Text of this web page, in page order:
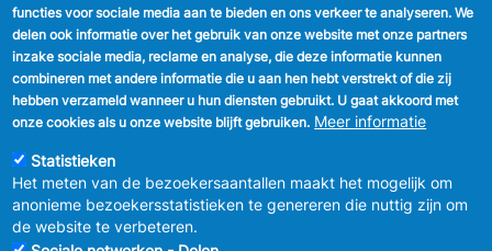
VOLG ONS
Facebook
Linkedin
Instagram
functies voor sociale media aan te bieden en ons verkeer te analyseren. We
delen ook informatie over het gebruik van onze website met onze partners
inzake sociale media, reclame en analyse, die deze informatie kunnen
combineren met andere informatie die u aan hen hebt verstrekt of die zij
hebben verzameld wanneer u hun diensten gebruikt. U gaat akkoord met
onze cookies als u onze website blijft gebruiken. Meer informatie
Statistieken
Het meten van de bezoekersaantallen maakt het mogelijk om
anonieme bezoekersstatistieken te genereren die nuttig zijn om
de website te verbeteren.